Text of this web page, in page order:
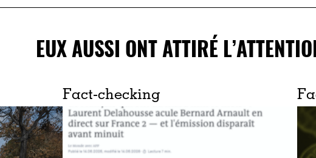
EUX AUSSI ONT ATTIRÉ
Fact-checking